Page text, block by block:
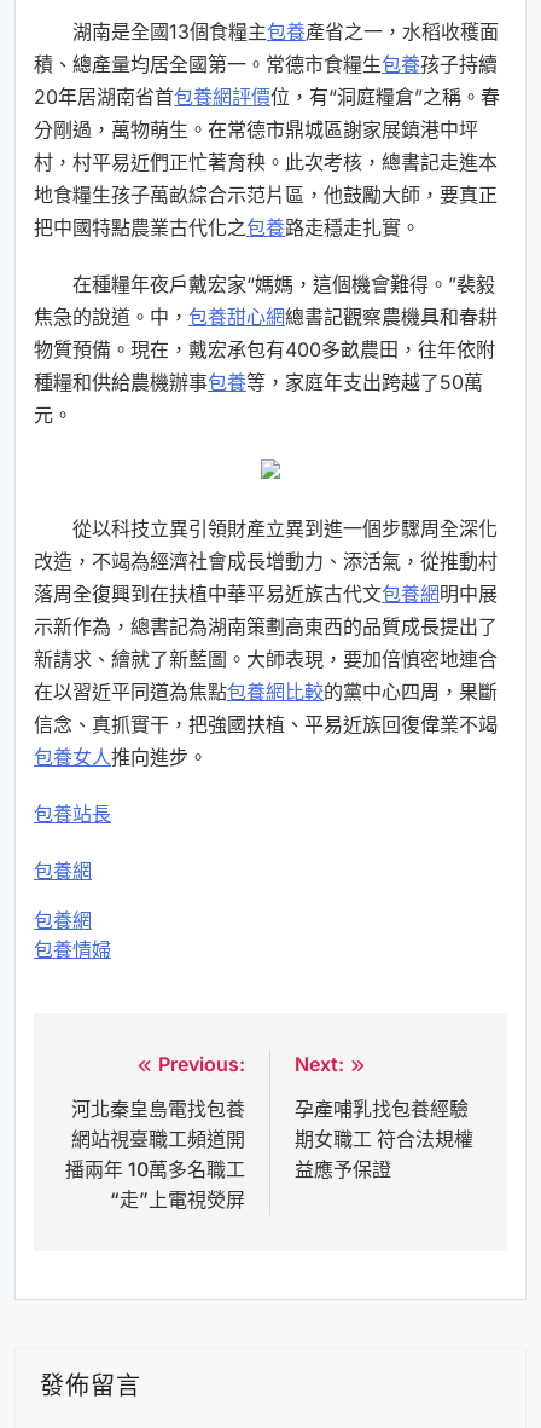
湖南是全國13個食糧主包養產省之一，水稻收穫面
積、總產量均居全國第一。常德市食糧生包養孩子持續
20年居湖南省首包養網評價位，有“洞庭糧倉”之稱。春
分剛過，萬物萌生。在常德市鼎城區謝家展鎮港中坪
村，村平易近們正忙著育秧。此次考核，總書記走進本
地食糧生孩子萬畝綜合示范片區，他鼓勵大師，要真正
把中國特點農業古代化之包養路走穩走扎實。
在種糧年夜戶戴宏家“媽媽，這個機會難得。”裴毅
焦急的說道。中， 包養甜心網總書記觀察農機具和春耕
物質預備。現在，戴宏承包有400多畝農田，往年依附
種糧和供給農機辦事包養等，家庭年支出跨越了50萬
元。
從以科技立異引領財產立異到進一個步驟周全深化
改造，不竭為經濟社會成長增動力、添活氣，從推動村
落周全復興到在扶植中華平易近族古代文包養網明中展
示新作為，總書記為湖南策劃高東西的品質成長提出了
新請求、繪就了新藍圖。大師表現，要加倍慎密地連合
在以習近平同道為焦點包養網比較的黨中心四周，果斷
信念、真抓實干，把強國扶植、平易近族回復偉業不竭
包養女人推向進步。
包養站長
包養網
包養網
包養情婦
章
導
Previous:
河北秦皇島電找包養
網站視臺職工頻道開
播兩年 10萬多名職工
“走”上電視熒屏
Next:
孕產哺乳找包養經驗
期女職工 符合法規權
益應予保證
發佈留言